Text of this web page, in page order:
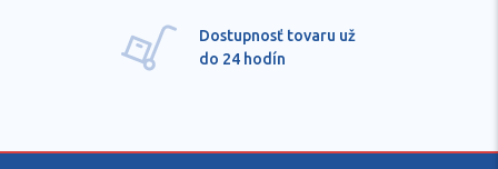
Dostupnosť tovaru už
do 24 hodín